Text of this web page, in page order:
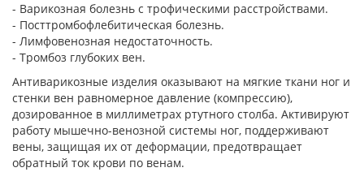
- Варикозная болезнь с трофическими расстройствами.
- Посттромбофлебитическая болезнь.
- Лимфовенозная недостаточность.
- Тромбоз глубоких вен.
Антиварикозные изделия оказывают на мягкие ткани ног и
стенки вен равномерное давление (компрессию),
дозированное в миллиметрах ртутного столба. Активируют
работу мышечно-венозной системы ног, поддерживают
вены, защищая их от деформации, предотвращает
обратный ток крови по венам.